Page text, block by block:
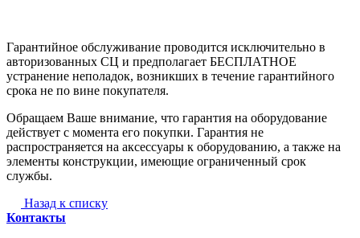
Гарантийное обслуживание проводится исключительно в
авторизованных СЦ и предполагает БЕСПЛАТНОЕ
устранение неполадок, возникших в течение гарантийного
срока не по вине покупателя.
Обращаем Ваше внимание, что гарантия на оборудование
действует с момента его покупки. Гарантия не
распространяется на аксессуары к оборудованию, а также на
элементы конструкции, имеющие ограниченный срок
службы.
Назад к списку
Контакты